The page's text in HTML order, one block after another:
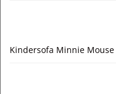
Kindersofa Minnie Mouse